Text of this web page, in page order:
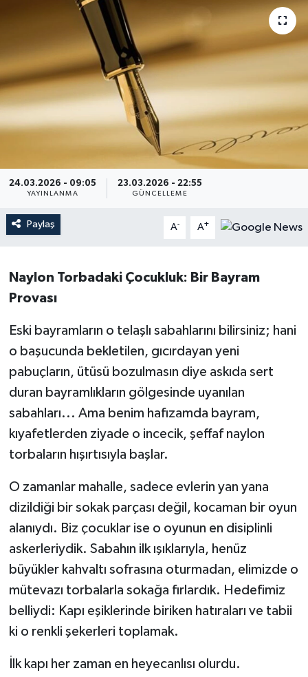
24.03.2026 - 09:05
YAYINLANMA
23.03.2026 - 22:55
GÜNCELLEME
Paylaş A- A+
Naylon Torbadaki Çocukluk: Bir Bayram
Provası
Eski bayramların o telaşlı sabahlarını bilirsiniz; hani
o başucunda bekletilen, gıcırdayan yeni
pabuçların, ütüsü bozulmasın diye askıda sert
duran bayramlıkların gölgesinde uyanılan
sabahları... Ama benim hafızamda bayram,
kıyafetlerden ziyade o incecik, şeffaf naylon
torbaların hışırtısıyla başlar.
O zamanlar mahalle, sadece evlerin yan yana
dizildiği bir sokak parçası değil, kocaman bir oyun
alanıydı. Biz çocuklar ise o oyunun en disiplinli
askerleriydik. Sabahın ilk ışıklarıyla, henüz
büyükler kahvaltı sofrasına oturmadan, elimizde o
mütevazı torbalarla sokağa fırlardık. Hedefimiz
belliydi: Kapı eşiklerinde biriken hatıraları ve tabii
ki o renkli şekerleri toplamak.
İlk kapı her zaman en heyecanlısı olurdu.